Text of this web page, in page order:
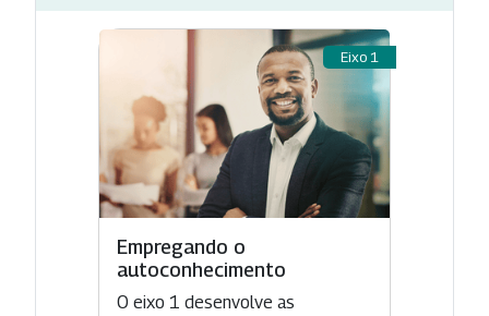
Eixo 1
Empregando o
autoconhecimento
O eixo 1 desenvolve as